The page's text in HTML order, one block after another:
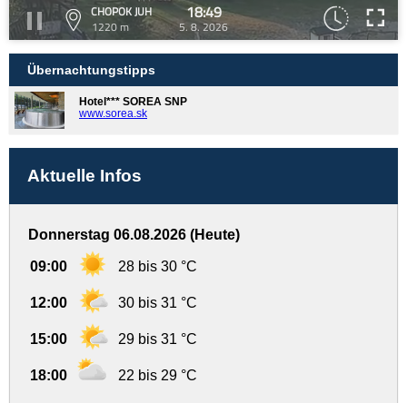
CHOPOK JUH
1220 m
18:49
5. 8. 2026
Übernachtungstipps
Hotel*** SOREA SNP
www.sorea.sk
Aktuelle Infos
Donnerstag 06.08.2026 (Heute)
09:00 28 bis 30 °C
12:00 30 bis 31 °C
15:00 29 bis 31 °C
18:00 22 bis 29 °C